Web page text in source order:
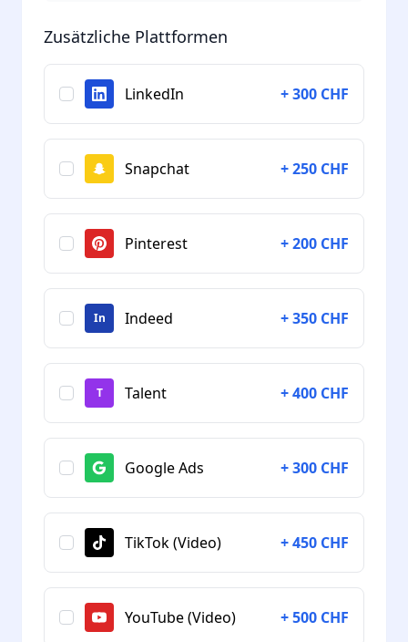
Zusätzliche Plattformen
LinkedIn + 300 CHF
Snapchat + 250 CHF
Pinterest + 200 CHF
In Indeed + 350 CHF
T Talent + 400 CHF
Google Ads + 300 CHF
TikTok (Video) + 450 CHF
YouTube (Video) + 500 CHF